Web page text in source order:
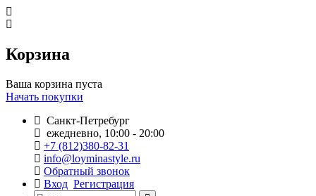
Корзина
Ваша корзина пуста
Начать покупки
Санкт-Петребург
ежедневно, 10:00 - 20:00
+7 (812)380-82-31
info@loyminastyle.ru
Обратный звонок
Вход Регистрация